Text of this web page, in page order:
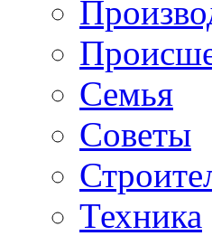
Семья
Советы
Техника